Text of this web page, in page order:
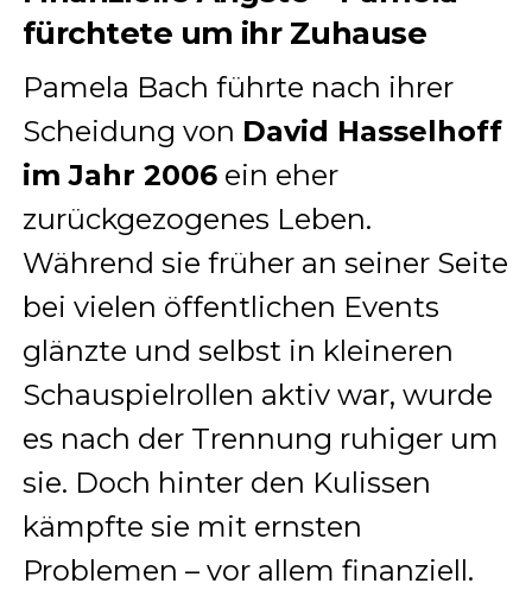
fürchtete um ihr Zuhause
Pamela Bach führte nach ihrer
Scheidung von David Hasselhoff
im Jahr 2006ein eher
zurückgezogenes Leben.
Während sie früher an seiner Seite
bei vielen öffentlichen Events
glänzte und selbst in kleineren
Schauspielrollen aktiv war, wurde
es nach der Trennung ruhiger um
sie. Doch hinter den Kulissen
kämpfte sie mit ernsten
Problemen – vor allem finanziell.